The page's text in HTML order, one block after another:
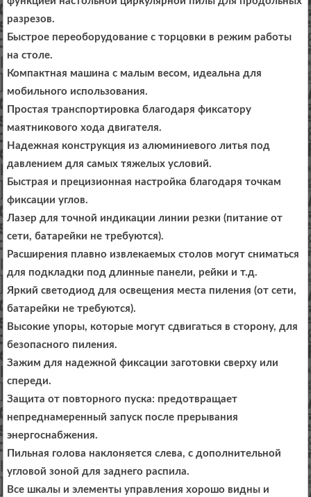
разрезов.
Быстрое переоборудование с торцовки в режим работы
на столе.
Компактная машина с малым весом, идеальна для
мобильного использования.
Простая транспортировка благодаря фиксатору
маятникового хода двигателя.
Надежная конструкция из алюминиевого литья под
давлением для самых тяжелых условий.
Быстрая и прецизионная настройка благодаря точкам
фиксации углов.
Лазер для точной индикации линии резки (питание от
сети, батарейки не требуются).
Расширения плавно извлекаемых столов могут сниматься
для подкладки под длинные панели, рейки и т.д.
Яркий светодиод для освещения места пиления (от сети,
батарейки не требуются).
Высокие упоры, которые могут сдвигаться в сторону, для
безопасного пиления.
Зажим для надежной фиксации заготовки сверху или
спереди.
Защита от повторного пуска: предотвращает
непреднамеренный запуск после прерывания
энергоснабжения.
Пильная голова наклоняется слева, с дополнительной
угловой зоной для заднего распила.
Все шкалы и элементы управления хорошо видны и